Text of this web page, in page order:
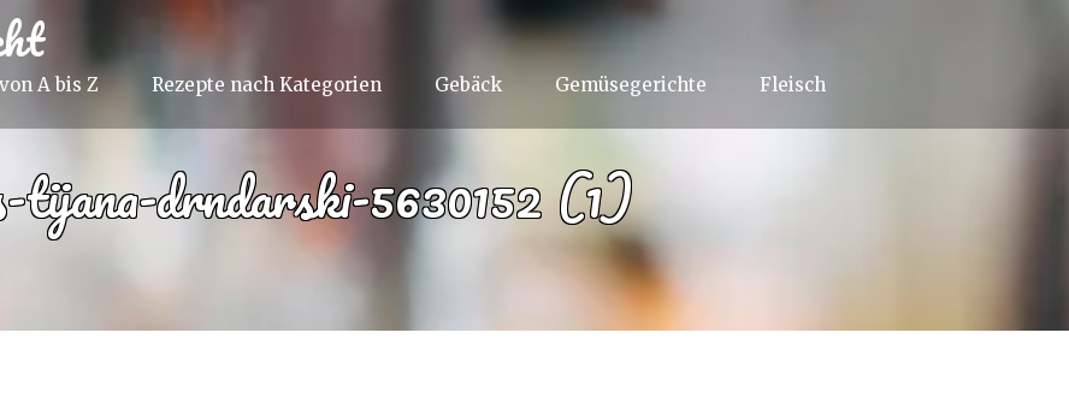
A bis Z Rezepte nach Kategorien Gebäck Gemüsegerichte Fleisch
tijana-drndarski-5630152 (1)